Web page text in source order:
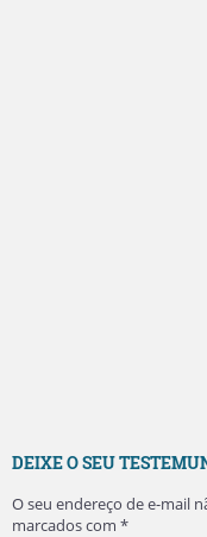
DEIXE O SEU
O seu endereço de e-mail
marcados com *